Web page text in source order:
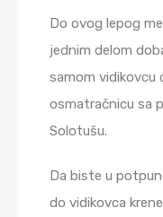
Do ovog lepog
jednim delom
samom vidikovcu
osmatračnicu sa
Solotušu.
Da biste u
do vidikovca